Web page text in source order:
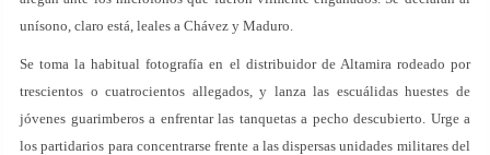
unísono, claro está, leales a Chávez y Maduro.
Se toma la habitual fotografía en el distribuidor de Altamira rodeado por
trescientos o cuatrocientos allegados, y lanza las escuálidas huestes de
jóvenes guarimberos a enfrentar las tanquetas a pecho descubierto. Urge a
los partidarios para concentrarse frente a las dispersas unidades militares del